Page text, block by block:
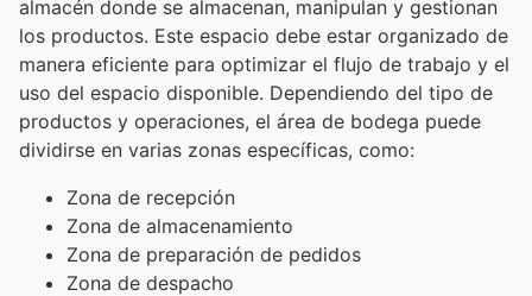
almacén donde se almacenan, manipulan y gestionan
los productos. Este espacio debe estar organizado de
manera eficiente para optimizar el flujo de trabajo y el
uso del espacio disponible. Dependiendo del tipo de
productos y operaciones, el área de bodega puede
dividirse en varias zonas específicas, como:
Zona de recepción
Zona de almacenamiento
Zona de preparación de pedidos
Zona de despacho